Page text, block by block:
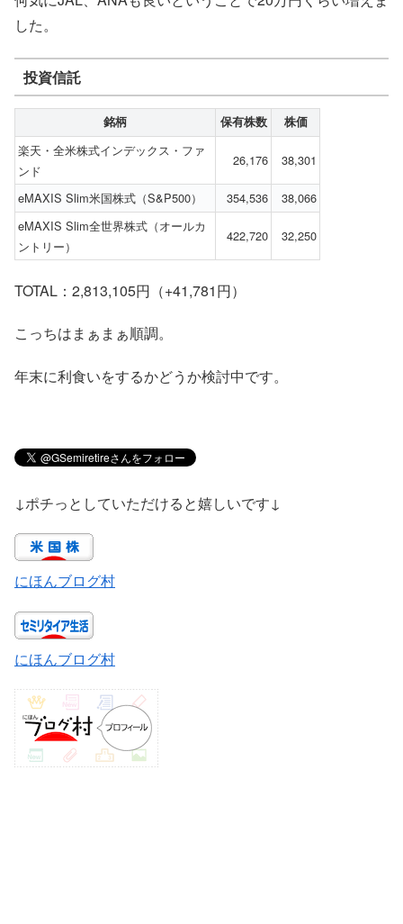
した。
投資信託
銘柄 保有株数 株価
楽天・全米株式インデックス・ファ
ンド
26,176 38,301
eMAXIS Slim米国株式（S&P500） 354,536
38,066
eMAXIS Slim全世界株式（オールカ
ントリー）
422,720 32,250
TOTAL：2,813,105円 （+41,781円）
こっちはまぁまぁ順調。
年末に利食いをするかどうか検討中です。
↓ポチっとしていただけると嬉しいです↓
にほんブログ村
にほんブログ村